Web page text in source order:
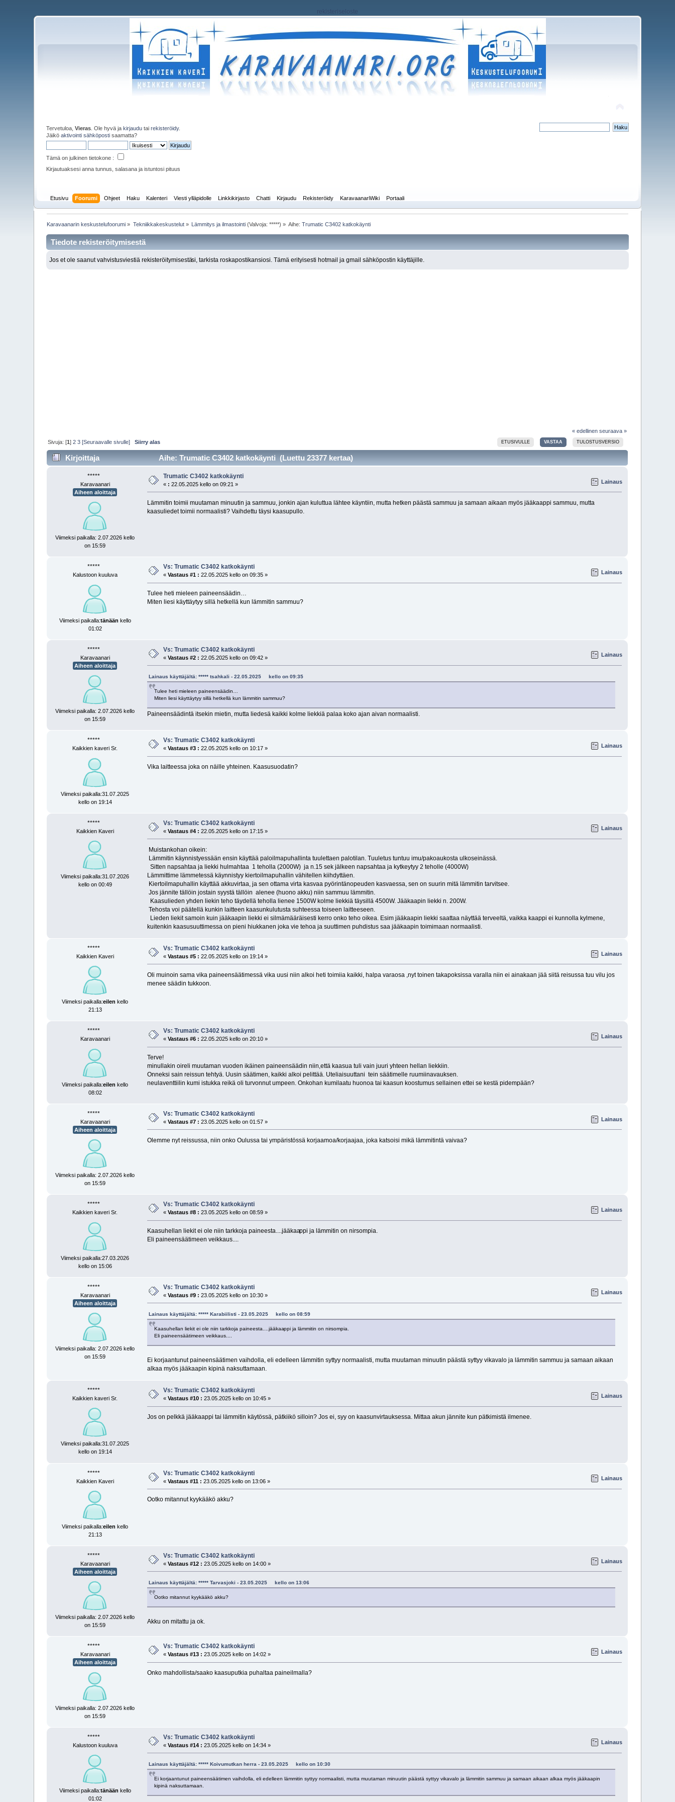
rekisteriseloste
Tervetuloa,Vieras . Ole hyvä jakirjaudu tairekisteröidy.
Jäiköaktivointi sähköposti saamatta?
Tämä on julkinen tietokone :
Kirjautuaksesi anna tunnus, salasana ja istuntosi pituus
Etusivu Foorumi Ohjeet Haku Kalenteri Viesti ylläpidolle Linkkikirjasto Chatti Kirjaudu Rekisteröidy KaravaanariWiki Portaali
Karavaanarin keskustelufoorumi » Tekniikkakeskustelut» Lämmitys ja ilmastointi (Valvoja: *****) » Aihe:Trumatic C3402 katkokäynti
Tiedote rekisteröitymisestä
Jos et ole saanut vahvistusviestiä rekisteröitymisestäsi, tarkista roskapostikansiosi. Tämä erityisesti hotmail ja gmail sähköpostin käyttäjille.
« edellinen seuraava »
ETUSIVULLE VASTAA TULOSTUSVERSIO
Sivuja: [1]2 3 [Seuraavalle sivulle] Siirry alas
Kirjoittaja Aihe: Trumatic C3402 katkokäynti (Luettu 23377 kertaa)
*****
Karavaanari
Aiheen aloittaja
Viimeksi paikalla: 2.07.2026 kello
on 15:59
Trumatic C3402 katkokäynti
« : 22.05.2025 kello on 09:21 » Lainaus
Lämmitin toimii muutaman minuutin ja sammuu, jonkin ajan kuluttua lähtee käyntiin, mutta hetken päästä sammuu ja samaan aikaan myös jääkaappi sammuu, mutta
kaasuliedet toimii normaalisti? Vaihdettu täysi kaasupullo.
*****
Kalustoon kuuluva
Viimeksi paikalla:tänään kello
01:02
Vs: Trumatic C3402 katkokäynti
«Vastaus #1 : 22.05.2025 kello on 09:35 » Lainaus
Tulee heti mieleen paineensäädin…
Miten liesi käyttäytyy sillä hetkellä kun lämmitin sammuu?
*****
Karavaanari
Aiheen aloittaja
Viimeksi paikalla: 2.07.2026 kello
on 15:59
Vs: Trumatic C3402 katkokäynti
«Vastaus #2 : 22.05.2025 kello on 09:42 » Lainaus
Lainaus käyttäjältä: ***** tsahkali - 22.05.2025 kello on 09:35
Tulee heti mieleen paineensäädin…
Miten liesi käyttäytyy sillä hetkellä kun lämmitin sammuu?
Paineensäädintä itsekin mietin, mutta liedesä kaikki kolme liekkiä palaa koko ajan aivan normaalisti.
*****
Kaikkien kaveri Sr.
Viimeksi paikalla:31.07.2025
kello on 19:14
Vs: Trumatic C3402 katkokäynti
«Vastaus #3 : 22.05.2025 kello on 10:17 » Lainaus
Vika laitteessa joka on näille yhteinen. Kaasusuodatin?
*****
Kaikkien Kaveri
Viimeksi paikalla:31.07.2026
kello on 00:49
Vs: Trumatic C3402 katkokäynti
«Vastaus #4 : 22.05.2025 kello on 17:15 » Lainaus
Muistankohan oikein:
Lämmitin käynnistyessään ensin käyttää paloilmapuhallinta tuulettaen palotilan. Tuuletus tuntuu imu/pakoaukosta ulkoseinässä.
Sitten napsahtaa ja liekki hulmahtaa 1 teholla (2000W) ja n.15 sek jälkeen napsahtaa ja kytkeytyy 2 teholle (4000W)
Lämmittime lämmetessä käynnistyy kiertoilmapuhallin vähitellen kiihdyttäen.
Kiertoilmapuhallin käyttää akkuvirtaa, ja sen ottama virta kasvaa pyörintänopeuden kasvaessa, sen on suurin mitä lämmitin tarvitsee.
Jos jännite tällöin jostain syystä tällöin alenee (huono akku) niin sammuu lämmitin.
Kaasulieden yhden liekin teho täydellä teholla lienee 1500W kolme liekkiä täysillä 4500W. Jääkaapin liekki n. 200W.
Tehosta voi päätellä kunkin laitteen kaasunkulutusta suhteessa toiseen laitteeseen.
Lieden liekit samoin kuin jääkaapin liekki ei silmämääräisesti kerro onko teho oikea. Esim jääkaapin liekki saattaa näyttää terveeltä, vaikka kaappi ei kunnolla kylmene,
kuitenkin kaasusuuttimessa on pieni hiukkanen joka vie tehoa ja suuttimen puhdistus saa jääkaapin toimimaan normaalisti.
*****
Kaikkien Kaveri
Viimeksi paikalla:eilen kello
21:13
Vs: Trumatic C3402 katkokäynti
«Vastaus #5 : 22.05.2025 kello on 19:14 » Lainaus
Oli muinoin sama vika paineensäätimessä vika uusi niin alkoi heti toimiia kaikki, halpa varaosa ,nyt toinen takapoksissa varalla niin ei ainakaan jää siitä reisussa tuu vilu jos
menee säädin tukkoon.
*****
Karavaanari
Viimeksi paikalla:eilen kello
08:02
Vs: Trumatic C3402 katkokäynti
«Vastaus #6 : 22.05.2025 kello on 20:10 » Lainaus
Terve!
minullakin oireli muutaman vuoden ikäinen paineensäädin niin,että kaasua tuli vain juuri yhteen hellan liekkiin.
Onneksi sain reissun tehtyä. Uusin säätimen, kaikki alkoi pelittää. Uteliaisuuttani tein säätimelle ruumiinavauksen.
neulaventtiilin kumi istukka reikä oli turvonnut umpeen. Onkohan kumilaatu huonoa tai kaasun koostumus sellainen ettei se kestä pidempään?
*****
Karavaanari
Aiheen aloittaja
Viimeksi paikalla: 2.07.2026 kello
on 15:59
Vs: Trumatic C3402 katkokäynti
«Vastaus #7 : 23.05.2025 kello on 01:57 » Lainaus
Olemme nyt reissussa, niin onko Oulussa tai ympäristössä korjaamoa/korjaajaa, joka katsoisi mikä lämmitintä vaivaa?
*****
Kaikkien kaveri Sr.
Viimeksi paikalla:27.03.2026
kello on 15:06
Vs: Trumatic C3402 katkokäynti
«Vastaus #8 : 23.05.2025 kello on 08:59 » Lainaus
Kaasuhellan liekit ei ole niin tarkkoja paineesta....jääkaappi ja lämmitin on nirsompia.
Eli paineensäätimeen veikkaus....
*****
Karavaanari
Aiheen aloittaja
Viimeksi paikalla: 2.07.2026 kello
on 15:59
Vs: Trumatic C3402 katkokäynti
«Vastaus #9 : 23.05.2025 kello on 10:30 » Lainaus
Lainaus käyttäjältä: ***** Karabiilisti - 23.05.2025 kello on 08:59
Kaasuhellan liekit ei ole niin tarkkoja paineesta....jääkaappi ja lämmitin on nirsompia.
Eli paineensäätimeen veikkaus....
Ei korjaantunut paineensäätimen vaihdolla, eli edelleen lämmitin syttyy normaalisti, mutta muutaman minuutin päästä syttyy vikavalo ja lämmitin sammuu ja samaan aikaan
alkaa myös jääkaapin kipinä naksuttamaan.
*****
Kaikkien kaveri Sr.
Viimeksi paikalla:31.07.2025
kello on 19:14
Vs: Trumatic C3402 katkokäynti
«Vastaus #10 : 23.05.2025 kello on 10:45 » Lainaus
Jos on pelkkä jääkaappi tai lämmitin käytössä, pätkiikö silloin? Jos ei, syy on kaasunvirtauksessa. Mittaa akun jännite kun pätkimistä ilmenee.
*****
Kaikkien Kaveri
Viimeksi paikalla:eilen kello
21:13
Vs: Trumatic C3402 katkokäynti
«Vastaus #11 : 23.05.2025 kello on 13:06 » Lainaus
Ootko mitannut kyykääkö akku?
*****
Karavaanari
Aiheen aloittaja
Viimeksi paikalla: 2.07.2026 kello
on 15:59
Vs: Trumatic C3402 katkokäynti
«Vastaus #12 : 23.05.2025 kello on 14:00 » Lainaus
Lainaus käyttäjältä: ***** Tarvasjoki - 23.05.2025 kello on 13:06
Ootko mitannut kyykääkö akku?
Akku on mitattu ja ok.
*****
Karavaanari
Aiheen aloittaja
Viimeksi paikalla: 2.07.2026 kello
on 15:59
Vs: Trumatic C3402 katkokäynti
«Vastaus #13 : 23.05.2025 kello on 14:02 » Lainaus
Onko mahdollista/saako kaasuputkia puhaltaa paineilmalla?
*****
Kalustoon kuuluva
Viimeksi paikalla:tänään kello
01:02
Vs: Trumatic C3402 katkokäynti
«Vastaus #14 : 23.05.2025 kello on 14:34 » Lainaus
Lainaus käyttäjältä: ***** Koivumutkan herra - 23.05.2025 kello on 10:30
Ei korjaantunut paineensäätimen vaihdolla, eli edelleen lämmitin syttyy normaalisti, mutta muutaman minuutin päästä syttyy vikavalo ja lämmitin sammuu ja samaan aikaan alkaa myös jääkaapin
kipinä naksuttamaan.